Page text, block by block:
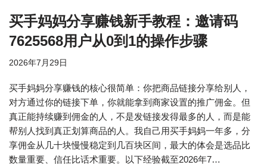
买手妈妈分享赚钱新手教程：邀请码
7625568用户从0到1的操作步骤
2026年7月29日
买手妈妈分享赚钱的核心很简单：你把商品链接分享给别人，
对方通过你的链接下单，你就能拿到商家设置的推广佣金。但
真正能持续赚到佣金的人，不是发链接发得最多的人，而是能
帮别人找到真正划算商品的人。我自己用买手妈妈一年多，分
享佣金从几十块慢慢稳定到几百块区间，最大的体会是选品比
数量重要、信任比话术重要。以下经验截至2026年7…